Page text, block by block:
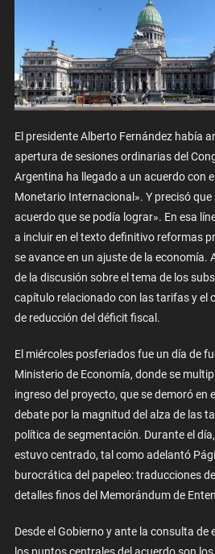
El presidente Alberto Fernández había
apertura de sesiones ordinarias del
Argentina ha llegado a un acuerdo con
Monetario Internacional». Y precisó
acuerdo que se podía lograr». En esa
a incluir en el texto definitivo reformas
se avance en un ajuste de la economía.
de la discusión sobre el tema de los
capítulo relacionado con las tarifas y el
de reducción del déficit fiscal.
El miércoles posferiados fue un día de
Ministerio de Economía, donde se
ingreso del proyecto, que se demoró en
debate por la magnitud del alza de las
política de segmentación. Durante el
estuvo centrado, tal como adelantó
burocrática del papeleo: traducciones
detalles finos del Memorándum de
Desde el Gobierno y ante la consulta